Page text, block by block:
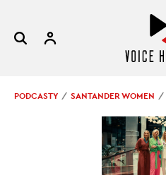
PODCASTY SANTANDER WOMEN